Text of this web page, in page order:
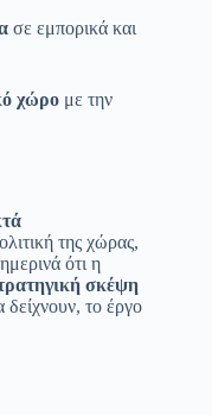
σε εμπορικά και
χώρο με την
της χώρας,
ότι η
σκέψη
το έργο